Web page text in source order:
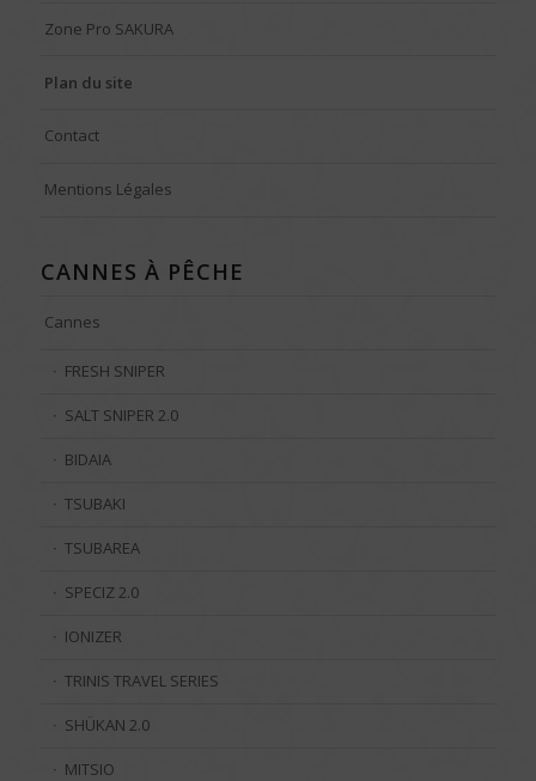
Zone Pro SAKURA
Plan du site
Contact
Mentions Légales
CANNES À PÊCHE
Cannes
FRESH SNIPER
SALT SNIPER 2.0
BIDAIA
TSUBAKI
TSUBAREA
SPECIZ 2.0
IONIZER
TRINIS TRAVEL SERIES
SHÜKAN 2.0
MITSIO